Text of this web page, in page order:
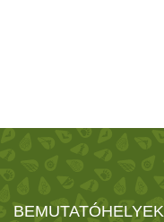
BEMUTATÓHELYEK